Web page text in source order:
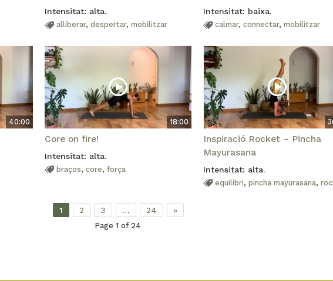
Intensitat: alta.
alliberar, despertar, mobilitzar
Intensitat: baixa.
calmar,connectar,mobilitzar
40:00 18:00
Core on fire!
Intensitat: alta.
braços, core, força
Inspiració Rocket – Pincha
Mayurasana
Intensitat: alta.
equilibri,pincha mayurasana,
1 2 3 … 24 »
Page 1 of 24